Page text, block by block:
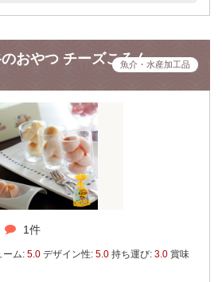
おやつ チーズころん魚介・水産加工品
1件
ーム: 5.0 デザイン性: 5.0 持ち運び: 3.0 賞味